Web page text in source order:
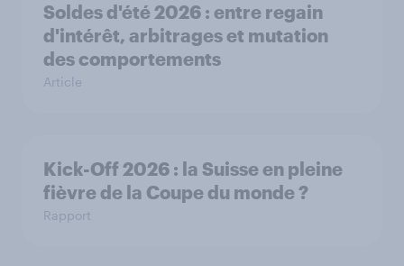
Soldes d'été 2026 : entre regain
d'intérêt, arbitrages et mutation
des comportements
Article
Kick-Off 2026 : la Suisse en pleine
fièvre de la Coupe du monde ?
Rapport